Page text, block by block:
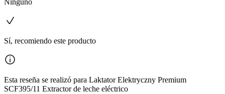
Ninguno
Sí, recomiendo este producto
Esta reseña se realizó para Laktator Elektryczny Premium
SCF395/11 Extractor de leche eléctrico